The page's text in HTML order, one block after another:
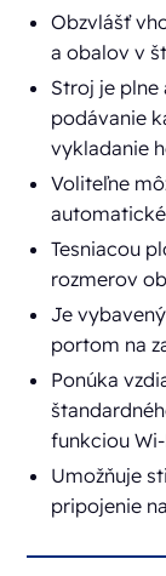
Obzvlášť
a obalov v
Stroj je
podávanie
vykladanie
Voliteľne
Tesniacou
rozmerov
Je
portom na
Ponúka
funkciou
Umožňuje
pripojenie